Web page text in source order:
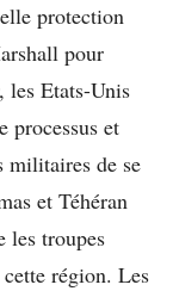
protection
pour
les Etats-Unis
processus et
militaires de se
et Téhéran
les troupes
région. Les